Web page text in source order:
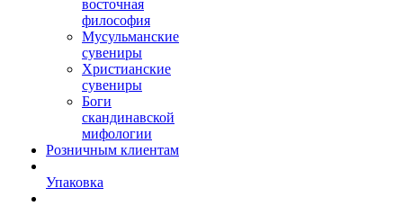
восточная
философия
Мусульманские
сувениры
Христианские
сувениры
Боги
скандинавской
мифологии
Розничным клиентам
Упаковка